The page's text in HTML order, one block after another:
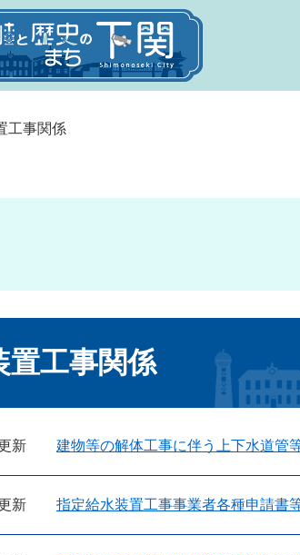
工事関係
置工事関係
新 建物等の解体工事に伴う上下水道管
新 指定給水装置工事事業者各種申請書